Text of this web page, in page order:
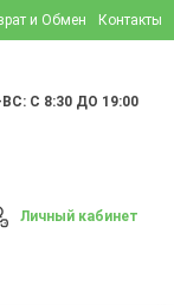
и Обмен Контакты
С 8:30 ДО 19:00
Личный кабинет